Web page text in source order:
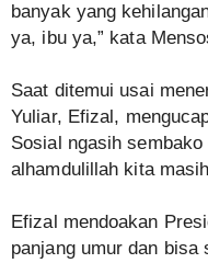
banyak yang
ya, ibu ya,” kata
Saat ditemui usai
Yuliar, Efizal,
Sosial ngasih
alhamdulillah kita
Efizal mendoakan
panjang umur dan bisa